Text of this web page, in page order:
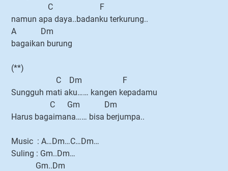
C F
namun apa daya..badanku terkurung..
A Dm
bagaikan burung
(**)
C Dm F
Sungguh mati aku…… kangen kepadamu
C Gm Dm
Harus bagaimana…… bisa berjumpa..
Music : A…Dm…C…Dm…
Suling : Gm..Dm…
Gm..Dm